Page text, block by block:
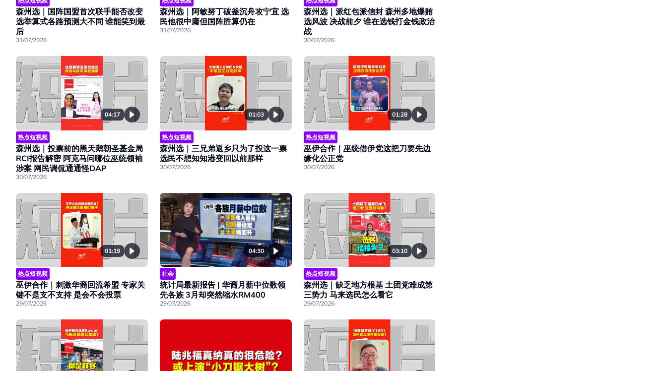
森州选｜国阵国盟首次联手能否改变
选举算式各路预测大不同 谁能笑到最
后
31/07/2026
森州选｜阿敏努丁破釜沉舟攻宁宜 选
民他很中庸但国阵胜算仍在
31/07/2026
森州选｜派红包派信封 森州多地爆贿
选风波 决战前夕 谁在选钱打金钱政治
战
30/07/2026
04:17
热点短视频
森州选｜投票前的黑天鹅朝圣基金局
RCI报告解密 阿克马问哪位巫统领袖
涉案 网民调侃通通怪DAP
30/07/2026
01:03
热点短视频
森州选｜三兄弟返乡只为了投这一票
选民不想知知港变回以前那样
30/07/2026
01:28
热点短视频
巫伊合作｜巫统借伊党这把刀要先边
缘化公正党
30/07/2026
01:19
热点短视频
巫伊合作｜刺激华裔回流希盟 专家关
键不是支不支持 是会不会投票
29/07/2026
04:30
社会
统计局最新报告 | 华裔月薪中位数领
先各族 3月却突然缩水RM400
29/07/2026
03:10
热点短视频
森州选｜缺乏地方根基 土团党难成第
三势力 马来选民怎么看它
29/07/2026